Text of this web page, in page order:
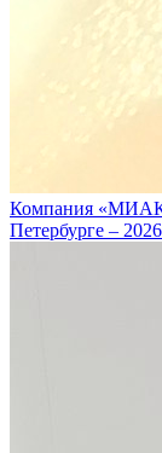
Компания
Петербурге –